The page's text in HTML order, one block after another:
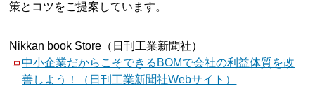
策とコツをご提案しています。
Nikkan book Store（日刊工業新聞社）
中小企業だからこそできるBOMで会社の利益体質を改
善しよう！（日刊工業新聞社Webサイト）